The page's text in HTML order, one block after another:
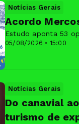
Notícias Gerais
05/08/2026 • 15:00
Acordo
Estudo aponta 53
Notícias Gerais
Do canavial
turismo de